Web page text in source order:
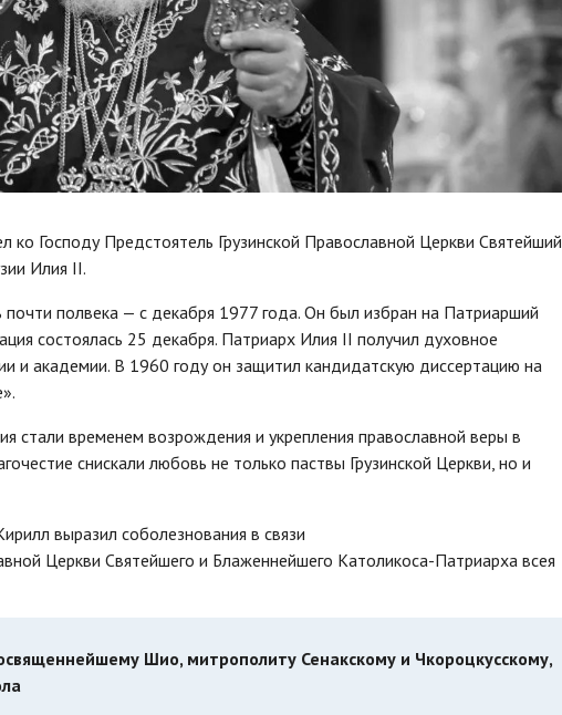
Господу Предстоятель Грузинской Православной Церкви Святейший
Илия II.
почти полвека — с декабря 1977 года. Он был избран на Патриарший
состоялась 25 декабря. Патриарх Илия II получил духовное
и академии. В 1960 году он защитил кандидатскую диссертацию на
стали временем возрождения и укрепления православной веры в
снискали любовь не только паствы Грузинской Церкви, но и
выразил соболезнования в связи
Церкви Святейшего и Блаженнейшего Католикоса-Патриарха всея
Шио, митрополиту Сенакскому и Чкороцкусскому,